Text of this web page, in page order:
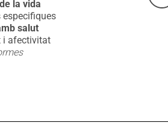
la vida
especifiques
salut
i afectivitat